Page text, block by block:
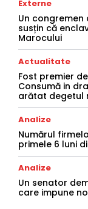
Externe
Un
susțin că
Marocului
Actualitate
Fost premier
Consumă in
arătat degetul
Analize
Numărul
primele 6 luni
Analize
Un senator
care impune